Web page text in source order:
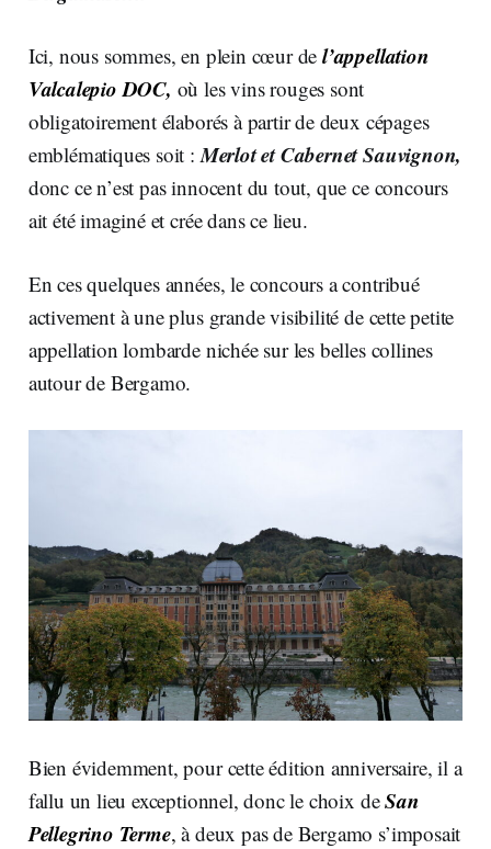
Ici, nous sommes, en plein cœur del’appellation
Valcalepio DOC, où les vins rouges sont
obligatoirement élaborés à partir de deux cépages
emblématiques soit : Merlot et Cabernet Sauvignon,
donc ce n’est pas innocent du tout, que ce concours
ait été imaginé et crée dans ce lieu.
En ces quelques années, le concours a contribué
activement à une plus grande visibilité de cette petite
appellation lombarde nichée sur les belles collines
autour de Bergamo.
Bien évidemment, pour cette édition anniversaire, il a
fallu un lieu exceptionnel, donc le choix deSan
Pellegrino Terme, à deux pas de Bergamo s’imposait